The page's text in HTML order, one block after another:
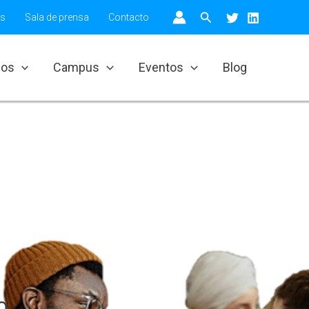
Sala de prensa Contacto Buscar
Campus Eventos Blog